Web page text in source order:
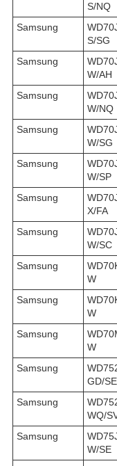
S/NQ
Samsung
S/SG
Samsung
W/AH
Samsung
W/NQ
Samsung
W/SG
Samsung
W/SP
Samsung
X/FA
Samsung
W/SC
Samsung
W
Samsung
W
Samsung
W
Samsung
GD/SE
Samsung
WQ/
Samsung
W/SE